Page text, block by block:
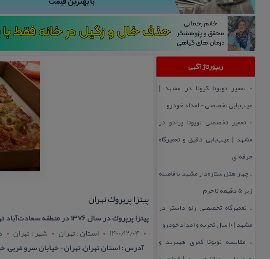
ریپورتاژ آگهی
:: تعمیر تویوتا كرولا در مشهد |
عیب‌یابی تخصصی + امداد خودرو
:: تعمیر تخصصی تویوتا پرادو در
مشهد | عیب‌یابی دقیق و تعمیرگاه
حرفه‌ای
::چهار هتل‌ ستاره‌دار مشهد با فاصله
زیر 5 دقیقه تا حرم
:: تعمیرگاه تخصصی رنو داستر در
مشهد | ۱۰ سال تجربه و امداد خودرو
:: مقایسه تویوتا كمری هیبرید و
پیتزا پرپروك تهران
پیتزا پرپروك در سال ۱۳۷۶ در منطقه سعادت‌آباد تهران بزرگ افتتاح شد. مدیریت این مجموعه بزرگ را جناب آقای میرقلمی به عهده دارند.
1400/12/04
استان : تهران شهر : تهران
آدرس : استان تهران, تهران- خیابان سرو غربی،